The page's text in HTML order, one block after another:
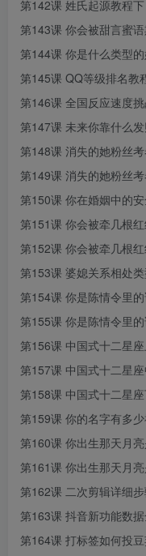
第142课 姓氏起源教程下
第143课 你会被甜言蜜
第144课 你是什么类型
第145课 QQ等级排名教
第146课 全国反应速度
第147课 未来你靠什么
第148课 消失的她粉丝
第149课 消失的她粉丝
第150课 你在婚姻中的
第151课 你会被牵几根
第152课 你会被牵几根
第153课 婆媳关系相处
第154课 你是陈情令里
第155课 你是陈情令里
第156课 中国式十二星座
第157课 中国式十二星
第158课 中国式十二星
第159课 你的名字有多
第160课 你出生那天月
第161课 你出生那天月
第162课 二次剪辑详细
第163课 抖音新功能数
第164课 打标签如何投